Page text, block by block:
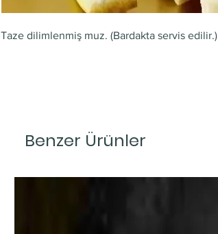
Taze dilimlenmiş muz. (Bardakta servis edilir.)
Benzer Ürünler